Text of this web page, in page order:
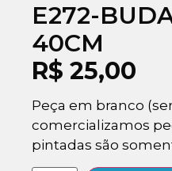
E272-
40CM
R$ 25,00
Peça em branco
comercializamos
pintadas são